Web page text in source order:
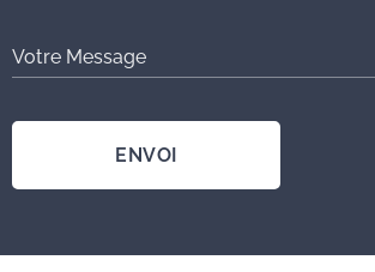
Votre Message
ENVOI